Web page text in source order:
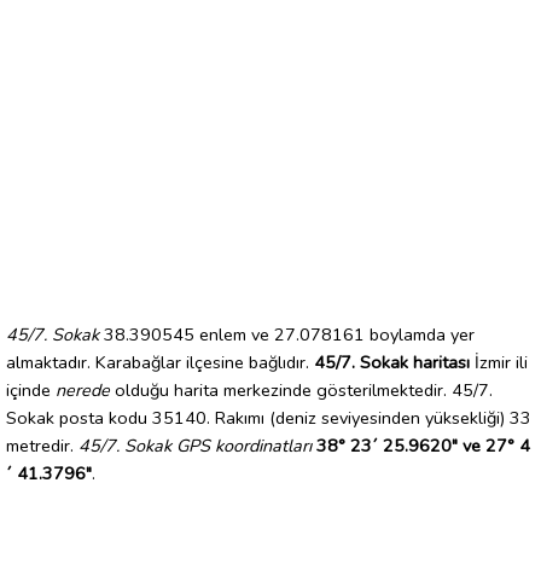
45/7. Sokak38.390545 enlem ve 27.078161 boylamda yer
almaktadır. Karabağlar ilçesine bağlıdır. 45/7. Sokak haritası İzmir ili
içinde nerede olduğu harita merkezinde gösterilmektedir. 45/7.
Sokak posta kodu 35140. Rakımı (deniz seviyesinden yüksekliği) 33
metredir. 45/7. Sokak GPS koordinatları 38° 23´ 25.9620" ve 27° 4
´ 41.3796".